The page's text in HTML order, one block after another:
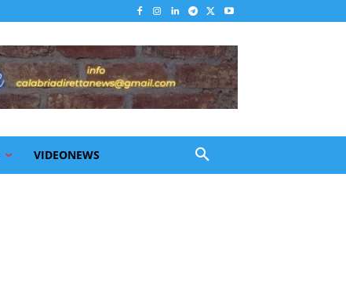
VIDEONEWS